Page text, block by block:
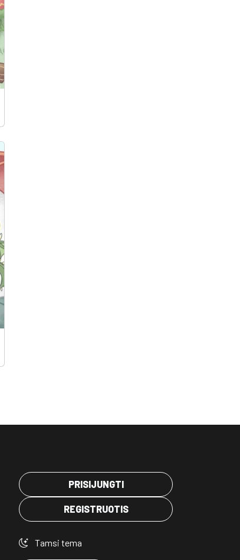
PRISIJUNGTI
REGISTRUOTIS
Tamsi tema